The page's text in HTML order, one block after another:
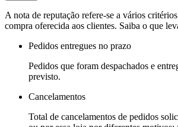
A nota de reputação refere-se a vários
compra oferecida aos clientes. Saiba o que
Pedidos entregues no prazo
Pedidos que foram despachados e
previsto.
Cancelamentos
Total de cancelamentos de pedidos